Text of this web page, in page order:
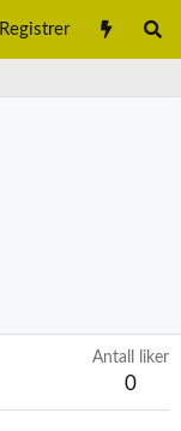
Registrer
Antall liker
0